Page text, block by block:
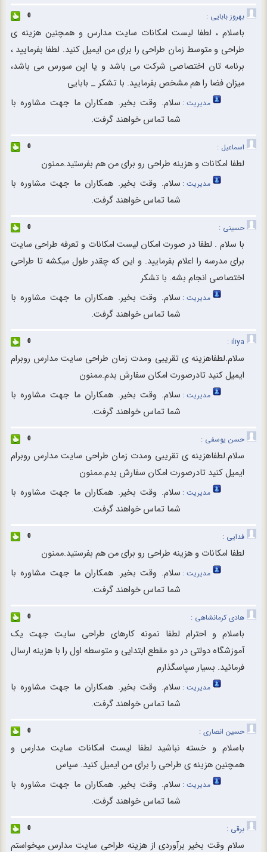
بهروز بابایی : 0
باسلام ، لطفا لیست امکانات سایت مدارس و همچنین هزینه ی
طراحی و متوسط زمان طراحی را برای من ایمیل کنید. لطفا بفرمایید ،
برنامه تان اختصاصی شرکت می باشد و یا اپن سورس می باشد،
میزان فضا را هم مشخص بفرمایید. با تشکر _ بابایی
مدیریت : سلام. وقت بخیر. همکاران ما جهت مشاوره با
شما تماس خواهند گرفت.
اسماعیل : 0
لطفا امکانات و هزینه طراحی رو برای من هم بفرستید.ممنون
مدیریت : سلام. وقت بخیر. همکاران ما جهت مشاوره با
شما تماس خواهند گرفت.
حسینی : 0
با سلام . لطفا در صورت امکان لیست امکانات و تعرفه طراحی سایت
برای مدرسه را اعلام بفرمایید. و این که چقدر طول میکشه تا طراحی
اختصاصی انجام بشه. با تشکر
مدیریت : سلام. وقت بخیر. همکاران ما جهت مشاوره با
شما تماس خواهند گرفت.
iliya :
0
سلام.لطفاهزینه ی تقریبی ومدت زمان طراحی سایت مدارس روبرام
ایمیل کنید تادرصورت امکان سفارش بدم.ممنون
مدیریت : سلام. وقت بخیر. همکاران ما جهت مشاوره با
شما تماس خواهند گرفت.
حسن یوسفی : 0
سلام.لطفاهزینه ی تقریبی ومدت زمان طراحی سایت مدارس روبرام
ایمیل کنید تادرصورت امکان سفارش بدم.ممنون
مدیریت : سلام. وقت بخیر. همکاران ما جهت مشاوره با
شما تماس خواهند گرفت.
فدایی : 0
لطفا امکانات و هزینه طراحی رو برای من هم بفرستید.ممنون
مدیریت : سلام. وقت بخیر. همکاران ما جهت مشاوره با
شما تماس خواهند گرفت.
هادی کرمانشاهی : 0
باسلام و احترام لطفا نمونه کارهای طراحی سایت جهت یک
آموزشگاه دولتی در دو مقطع ابتدایی و متوسطه اول را با هزینه ارسال
فرمائید. بسیار سپاسگذارم
مدیریت : سلام. وقت بخیر. همکاران ما جهت مشاوره با
شما تماس خواهند گرفت.
حسین انصاری : 0
باسلام و خسته نباشید لطفا لیست امکانات سایت مدارس و
همچنین هزینه ی طراحی را برای من ایمیل کنید. سپاس
مدیریت : سلام. وقت بخیر. همکاران ما جهت مشاوره با
شما تماس خواهند گرفت.
برقی : 0
سلام وقت بخیر برآوردی از هزینه طراحی سایت مدارس میخواستم